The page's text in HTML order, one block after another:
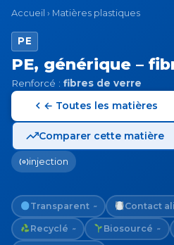
Accueil › Matières plastiques
PE
PE, générique –
Renforcé : fibres de verre
← Toutes les matières
Comparer cette matière
injection
Transparent ~ Contact
Recyclé ~ Biosourcé ~